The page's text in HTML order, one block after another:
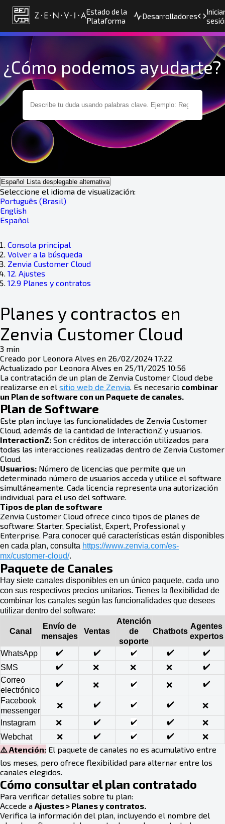
Estado de la
Plataforma
Desarrolladores
¿Cómo podemos ayudarte?
Español Lista desplegable alternativa
Seleccione el idioma de visualización:
Português (Brasil)
English
Español
Consola principal
Volver a la búsqueda
Zenvia Customer Cloud
12. Ajustes
12.9 Planes y contratos
Planes y contractos en
Zenvia Customer Cloud
3 min
Creado por Leonora Alves en 26/02/2024 17:22
Actualizado por Leonora Alves en 25/11/2025 10:56
La contratación de un plan de Zenvia Customer Cloud debe
realizarse en el sitio web de Zenvia. Es necesario combinar
un Plan de software con un Paquete de canales.
Plan de Software
Este plan incluye las funcionalidades de Zenvia Customer
Cloud, además de la cantidad de InteractionZ y usuarios.
InteractionZ: Son créditos de interacción utilizados para
todas las interacciones realizadas dentro de Zenvia Customer
Cloud.
Usuarios: Número de licencias que permite que un
determinado número de usuarios acceda y utilice el software
simultáneamente. Cada licencia representa una autorización
individual para el uso del software.
Tipos de plan de software
Zenvia Customer Cloud ofrece cinco tipos de planes de
software: Starter, Specialist, Expert, Professional y
Enterprise. Para conocer qué características están disponibles
en cada plan, consulta https://www.zenvia.com/es-
mx/customer-cloud/.
Paquete de Canales
Hay siete canales disponibles en un único paquete, cada uno
con sus respectivos precios unitarios. Tienes la flexibilidad de
combinar los canales según las funcionalidades que desees
utilizar dentro del software:
Canal
Envío de
mensajes
Ventas
Atención
de
soporte
Chatbots
Agentes
expertos
WhatsApp
✔️ ✔️ ✔️ ✔️
✔️
SMS
✔️ ❌ ❌ ❌
✔️
Correo
electrónico
✔️ ❌ ✔️ ❌
✔️
Facebook
messenger
❌ ✔️ ✔️ ✔️
❌
Instagram
❌ ✔️ ✔️ ✔️
❌
Webchat
❌ ✔️ ✔️ ✔️ ❌
⚠️ Atención: El paquete de canales no es acumulativo entre
los meses, pero ofrece flexibilidad para alternar entre los
canales elegidos.
Cómo consultar el plan contratado
Para verificar detalles sobre tu plan:
Accede a Ajustes > Planes y contratos.
Verifica la información del plan, incluyendo el nombre del